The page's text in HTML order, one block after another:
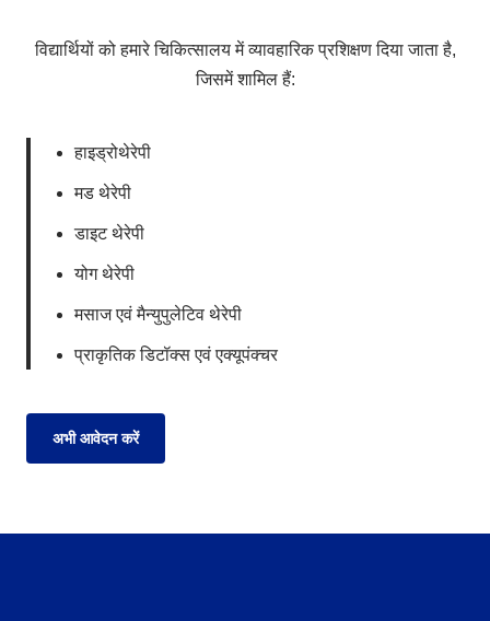
विद्यार्थियों को हमारे चिकित्सालय में व्यावहारिक प्रशिक्षण दिया जाता है,
जिसमें शामिल हैं:
हाइड्रोथेरेपी
मड थेरेपी
डाइट थेरेपी
योग थेरेपी
मसाज एवं मैन्युपुलेटिव थेरेपी
प्राकृतिक डिटॉक्स एवं एक्यूपंक्चर
अभी आवेदन करें